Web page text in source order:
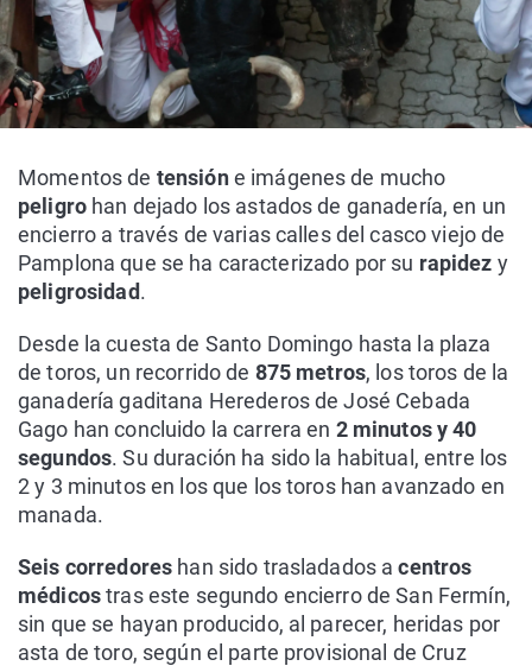
Momentos de tensióne imágenes de mucho
peligro han dejado los astados de ganadería, en un
encierro a través de varias calles del casco viejo de
Pamplona que se ha caracterizado por su rapidez y
peligrosidad.
Desde la cuesta de Santo Domingo hasta la plaza
de toros, un recorrido de 875 metros, los toros de la
ganadería gaditana Herederos de José Cebada
Gago han concluido la carrera en 2 minutos y 40
segundos. Su duración ha sido la habitual, entre los
2 y 3 minutos en los que los toros han avanzado en
manada.
Seis corredores han sido trasladados acentros
médicostras este segundo encierro de San Fermín,
sin que se hayan producido, al parecer, heridas por
asta de toro, según el parte provisional de Cruz